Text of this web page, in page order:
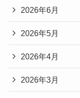
2026年6月
2026年5月
2026年4月
2026年3月